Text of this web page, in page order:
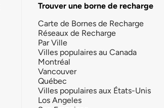
Trouver une borne de recharge
Carte de Bornes de Recharge
Réseaux de Recharge
Par Ville
Villes populaires au Canada
Montréal
Vancouver
Québec
Villes populaires aux États-Unis
Los Angeles